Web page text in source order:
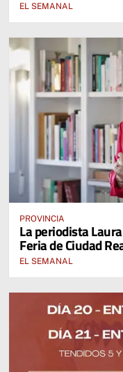
EL SEMANAL
PROVINCIA
La periodista
Feria de Ciudad
EL SEMANAL